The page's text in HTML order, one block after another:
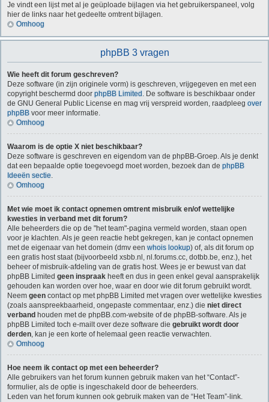
Je vindt een lijst met al je geüploade bijlagen via het gebruikerspaneel, volg
hier de links naar het gedeelte omtrent bijlagen.
Omhoog
phpBB 3 vragen
Wie heeft dit forum geschreven?
Deze software (in zijn originele vorm) is geschreven, vrijgegeven en met een
copyright beschermd door phpBB Limited . De software is beschikbaar onder
de GNU General Public License en mag vrij verspreid worden, raadpleeg over
phpBB voor meer informatie.
Omhoog
Waarom is de optie X niet beschikbaar?
Deze software is geschreven en eigendom van de phpBB-Groep. Als je denkt
dat een bepaalde optie toegevoegd moet worden, bezoek dan de phpBB
Ideeën sectie.
Omhoog
Met wie moet ik contact opnemen omtrent misbruik en/of wettelijke
kwesties in verband met dit forum?
Alle beheerders die op de "het team"-pagina vermeld worden, staan open
voor je klachten. Als je geen reactie hebt gekregen, kan je contact opnemen
met de eigenaar van het domein (dmv een whois lookup) of, als dit forum op
een gratis host staat (bijvoorbeeld xsbb.nl, nl.forums.cc, dotbb.be, enz.), het
beheer of misbruik-afdeling van de gratis host. Wees je er bewust van dat
phpBB Limited geen inspraak heeft en dus in geen enkel geval aansprakelijk
gehouden kan worden over hoe, waar en door wie dit forum gebruikt wordt.
Neem geen contact op met phpBB Limited met vragen over wettelijke kwesties
(zoals aanspreekbaarheid, ongepaste commentaar, enz.) die niet direct
verband houden met de phpBB.com-website of de phpBB-software. Als je
phpBB Limited toch e-mailt over deze software die gebruikt wordt door
derden, kan je een korte of helemaal geen reactie verwachten.
Omhoog
Hoe neem ik contact op met een beheerder?
Alle gebruikers van het forum kunnen gebruik maken van het “Contact”-
formulier, als de optie is ingeschakeld door de beheerders.
Leden van het forum kunnen ook gebruik maken van de “Het Team”-link.